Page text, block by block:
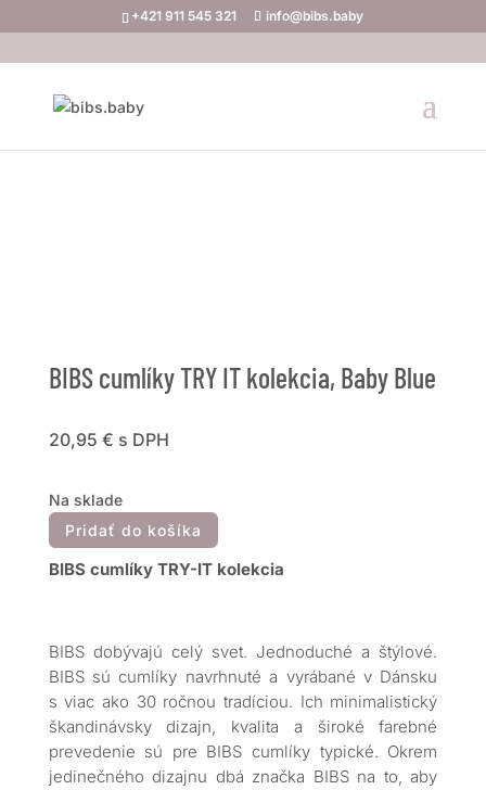
+421 911 545 321 info@bibs.baby
BIBS cumlíky TRY IT kolekcia, Baby Blue
20,95 € s DPH
Na sklade
Pridať do košíka
BIBS cumlíky TRY-IT kolekcia
BIBS dobývajú celý svet. Jednoduché a štýlové.
BIBS sú cumlíky navrhnuté a vyrábané v Dánsku
s viac ako 30 ročnou tradíciou. Ich minimalistický
škandinávsky dizajn, kvalita a široké farebné
prevedenie sú pre BIBS cumlíky typické. Okrem
jedinečného dizajnu dbá značka BIBS na to, aby